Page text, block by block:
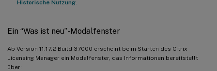
Historische Nutzung.
Ein “Was ist neu”-Modalfenster
Ab Version 11.17.2 Build 37000 erscheint beim Starten des Citrix
Licensing Manager ein Modalfenster, das Informationen bereitstellt
über: